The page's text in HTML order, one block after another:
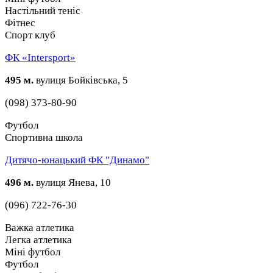
Настільний теніс
Фітнес
Спорт клуб
ФК «Intersport»
495 м. вулиця Бойківська, 5
(098) 373-80-90
Футбол
Спортивна школа
Дитячо-юнацький ФК "Динамо"
496 м. вулиця Янева, 10
(096) 722-76-30
Важка атлетика
Легка атлетика
Міні футбол
Футбол